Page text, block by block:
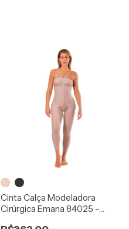
Cinta Calça Modeladora
Cirúrgica Emana 84025 -